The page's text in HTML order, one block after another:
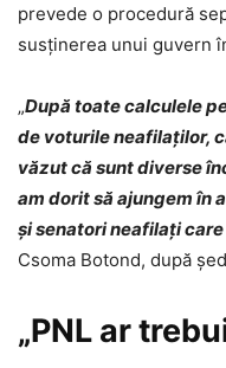
prevede o procedură
susținerea unui guvern
„După toate calculele
de voturile neafilaţilor,
văzut că sunt diverse
am dorit să ajungem în
şi senatori neafilaţi
Csoma Botond, după
„PNL ar